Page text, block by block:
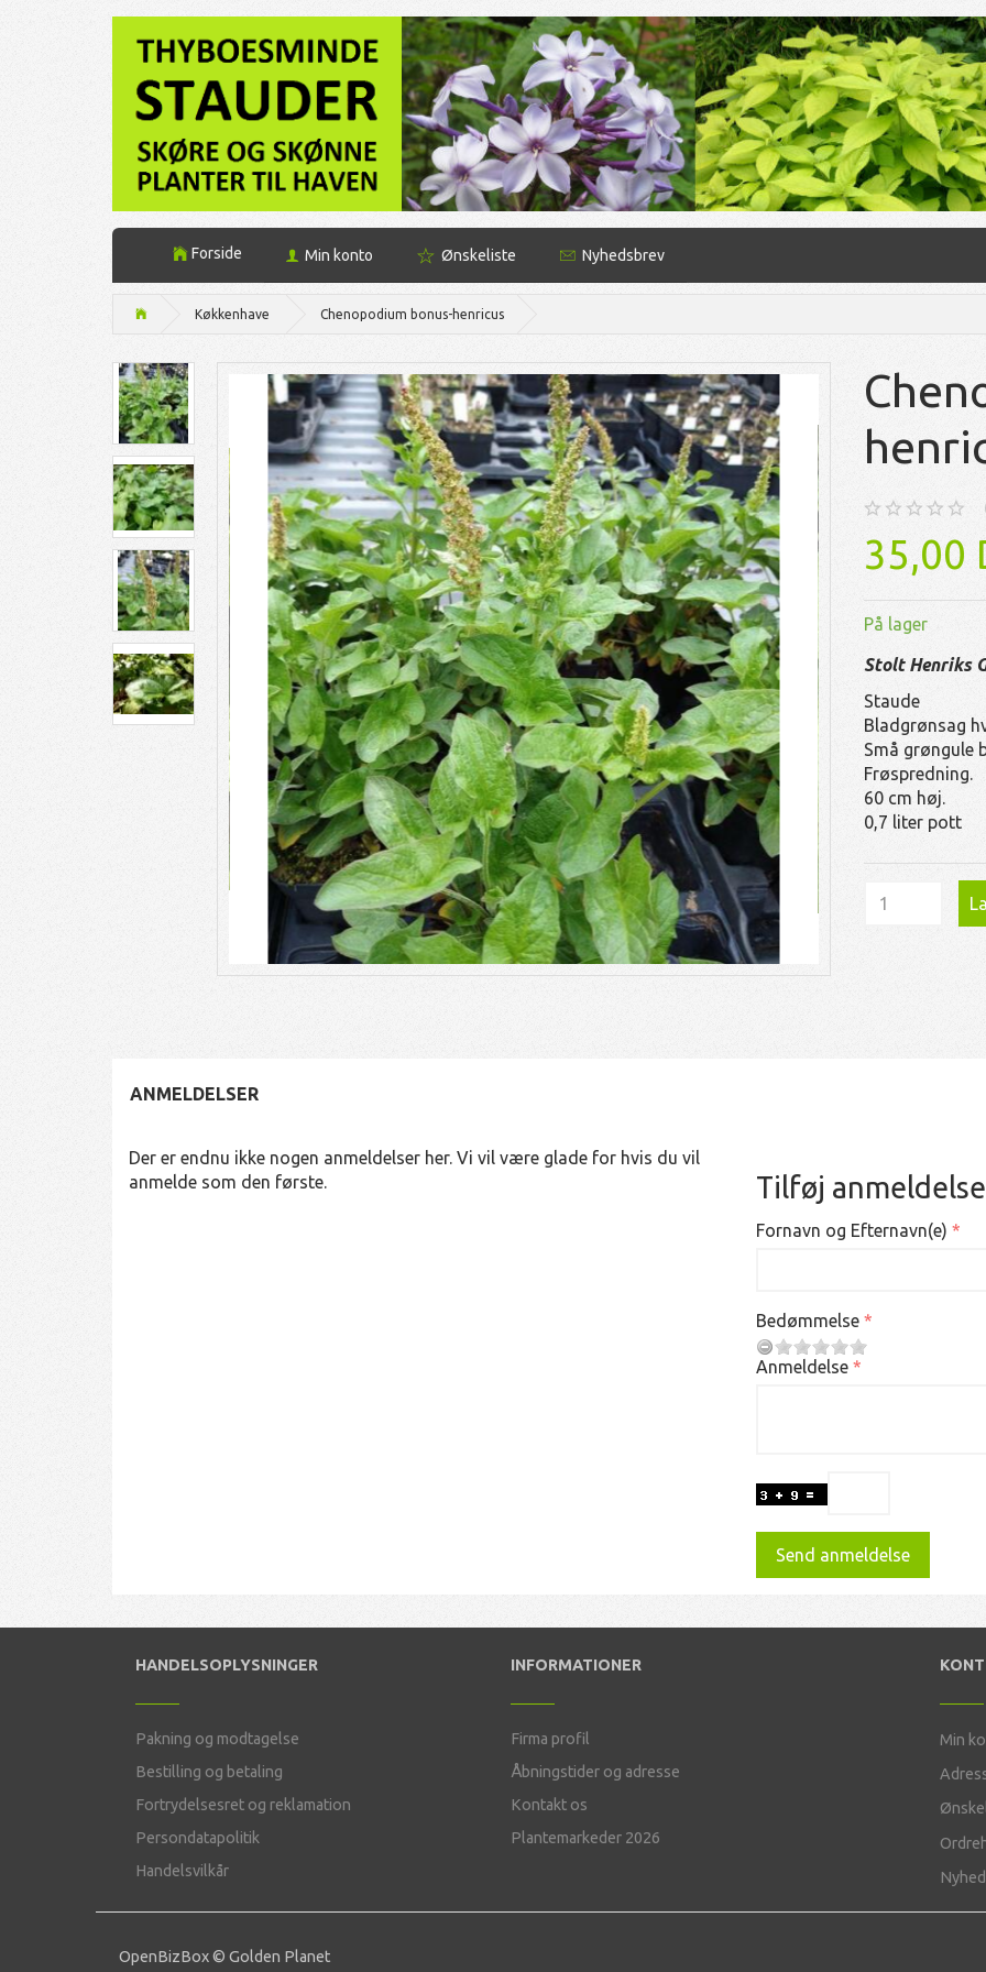
Forside Min konto Ønskeliste Nyhedsbrev
Køkkenhave Chenopodium bonus-henricus
35,00
På lager
Stolt Henriks
Staude
Bladgrønsag
Små grøngule
Frøspredning.
60 cm høj.
0,7 liter pott
ANMELDELSER
Der er endnu ikke nogen anmeldelser her. Vi vil være glade for hvis du vil
anmelde som den første.
Tilføj
Fornavn og Efternavn(e)
Bedømmelse
Anmeldelse
Send anmeldelse
HANDELSOPLYSNINGER
Pakning og modtagelse
Bestilling og betaling
Fortrydelsesret og reklamation
Persondatapolitik
Handelsvilkår
INFORMATIONER
Firma profil
Åbningstider og adresse
Kontakt os
Plantemarkeder 2026
Min
OpenBizBox© Golden Planet